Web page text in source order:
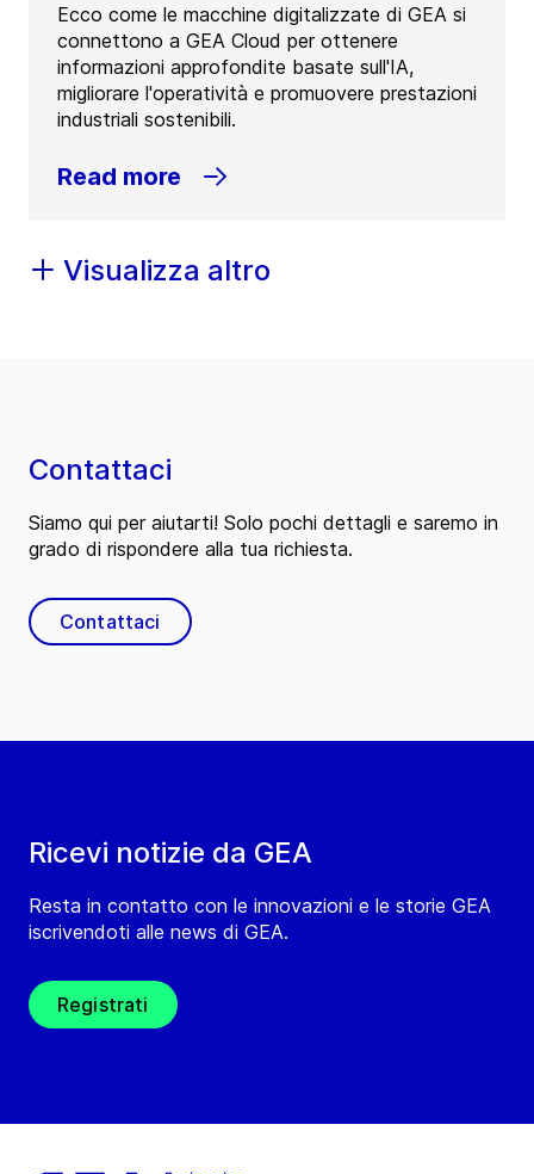
Ecco come le macchine digitalizzate di GEA si
connettono a GEA Cloud per ottenere
informazioni approfondite basate sull'IA,
migliorare l'operatività e promuovere prestazioni
industriali sostenibili.
Read more
Visualizza altro
Ricevi notizie da GEA
Resta in contatto con le innovazioni e le storie GEA
iscrivendoti alle news di GEA.
Registrati
Contattaci
Siamo qui per aiutarti! Solo pochi dettagli e saremo in
grado di rispondere alla tua richiesta.
Contattaci